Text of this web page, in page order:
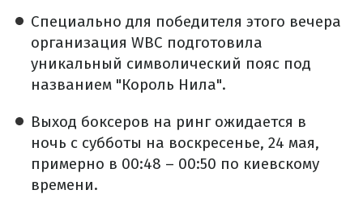
Специально для победителя этого вечера
организация WBC подготовила
уникальный символический пояс под
названием "Король Нила".
Выход боксеров на ринг ожидается в
ночь с субботы на воскресенье, 24 мая,
примерно в 00:48 – 00:50 по киевскому
времени.